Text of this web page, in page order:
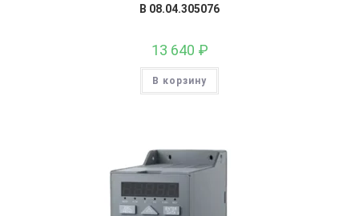
В 08.04.305076
13 640 ₽
В корзину